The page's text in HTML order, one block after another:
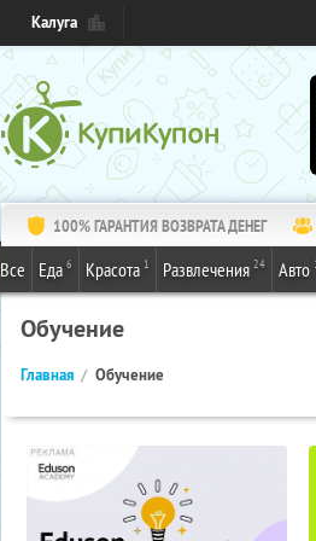
Калуга
100% ГАРАНТИЯ ВОЗВРАТА ДЕНЕГ
Все Еда 6 Красота 1 Развлечения 24 Авто
Обучение
Главная Обучение